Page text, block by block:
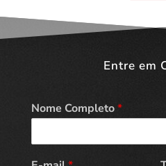
Entre em
Nome Completo*